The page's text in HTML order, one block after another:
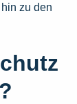
zu den